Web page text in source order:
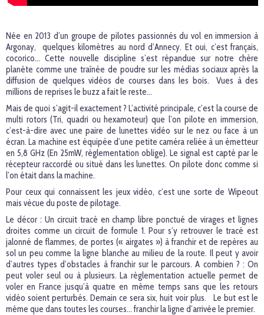
Née en 2013 d’un groupe de pilotes passionnés du vol en immersion à
Argonay, quelques kilomètres au nord d’Annecy. Et oui, c’est français,
cocorico… Cette nouvelle discipline s’est répandue sur notre chère
planète comme une traînée de poudre sur les médias sociaux après la
diffusion de quelques vidéos de courses dans les bois. Vues à des
millions de reprises le buzz a fait le reste…
Mais de quoi s’agit-il exactement ? L’activité principale, c’est la course de
multi rotors (Tri, quadri ou hexamoteur) que l’on pilote en immersion,
c’est-à-dire avec une paire de lunettes vidéo sur le nez ou face à un
écran. La machine est équipée d’une petite caméra reliée à un émetteur
en 5,8 GHz (En 25mW, règlementation oblige). Le signal est capté par le
récepteur raccordé ou situé dans les lunettes. On pilote donc comme si
l’on était dans la machine.
Pour ceux qui connaissent les jeux vidéo, c’est une sorte de Wipeout
mais vécue du poste de pilotage.
Le décor : Un circuit tracé en champ libre ponctué de virages et lignes
droites comme un circuit de formule 1. Pour s’y retrouver le tracé est
jalonné de flammes, de portes (« airgates ») à franchir et de repères au
sol un peu comme la ligne blanche au milieu de la route. Il peut y avoir
d’autres types d’obstacles à franchir sur le parcours. A combien ? : On
peut voler seul ou à plusieurs. La règlementation actuelle permet de
voler en France jusqu’à quatre en même temps sans que les retours
vidéo soient perturbés. Demain ce sera six, huit voir plus. Le but est le
même que dans toutes les courses… franchir la ligne d’arrivée le premier.